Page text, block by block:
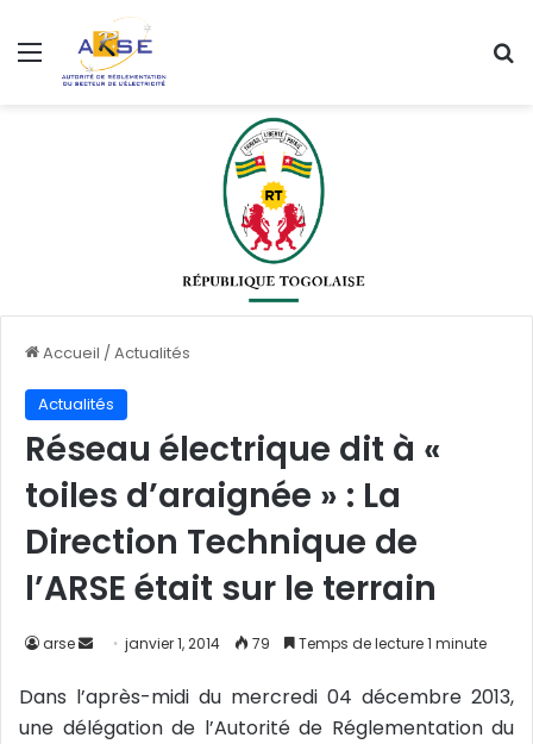
Menu
Accueil /Actualités
Actualités
Réseau électrique dit à «
toiles d’araignée » : La
Direction Technique de
l’ARSE était sur le terrain
arse
v
o
janvier 1, 2014 79 Temps de lecture 1 minute
Dans l’après-midi du mercredi 04 décembre 2013,
une délégation de l’Autorité de Réglementation du